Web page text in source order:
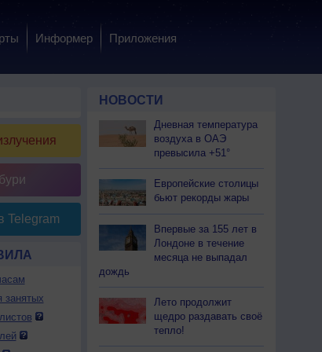
Информер Приложения
Telegram
занятых
НОВОСТИ
Дневная температура
воздуха в ОАЭ
превысила +51°
Европейские столицы
бьют рекорды жары
Впервые за 155 лет в
Лондоне в течение
месяца не выпадал
дождь
Лето продолжит
щедро раздавать своё
тепло!